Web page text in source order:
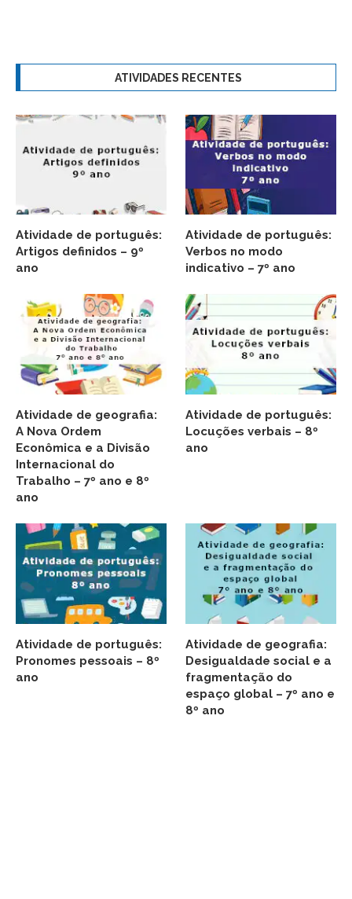
ATIVIDADES RECENTES
Atividade de português:
Artigos definidos – 9º
ano
Atividade de português:
Verbos no modo
indicativo – 7º ano
Atividade de geografia:
A Nova Ordem
Econômica e a Divisão
Internacional do
Trabalho – 7º ano e 8º
ano
Atividade de português:
Locuções verbais – 8º
ano
Atividade de português:
Pronomes pessoais – 8º
ano
Atividade de geografia:
Desigualdade social e a
fragmentação do
espaço global – 7º ano e
8º ano